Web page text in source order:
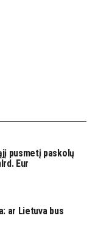
pusmetį paskolų
Eur
ar Lietuva bus